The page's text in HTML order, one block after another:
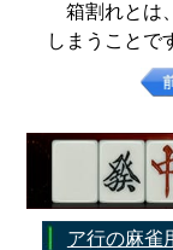
箱割れとは
しまうことで
ア行の麻雀